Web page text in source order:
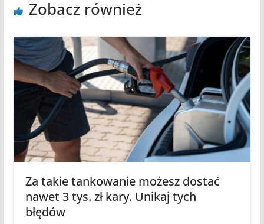
Zobacz również
Za takie tankowanie możesz dostać
nawet 3 tys. zł kary. Unikaj tych
błędów